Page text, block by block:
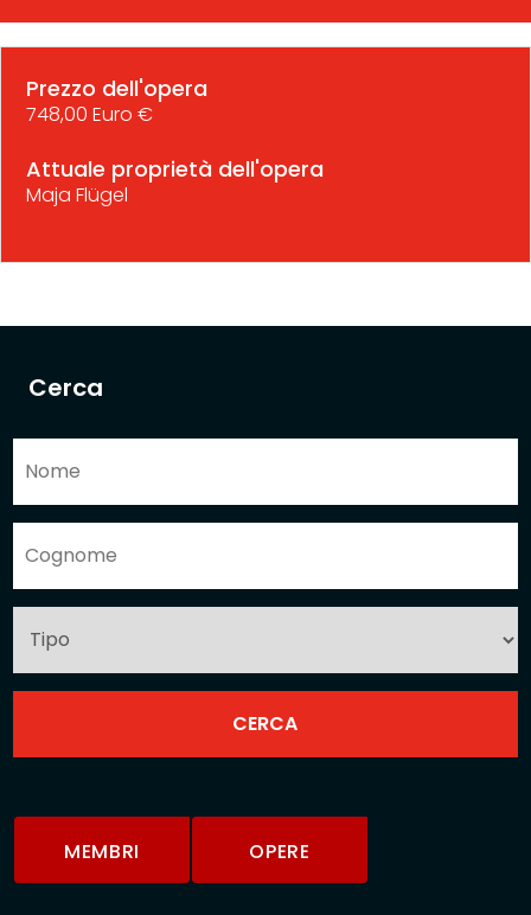
Cerca
MEMBRI OPERE
Prezzo dell'opera
748,00 Euro €
Attuale proprietà dell'opera
Maja Flügel